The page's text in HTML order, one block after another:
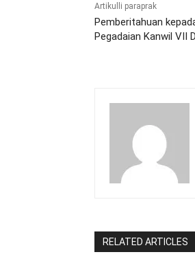
Artikulli paraprak
Pemberitahuan
Pegadaian Kanwil VII
RELATED ARTICLES